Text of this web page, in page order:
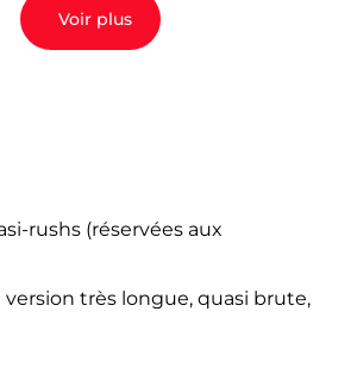
Voir plus
rushs (réservées aux
version très longue, quasi brute,